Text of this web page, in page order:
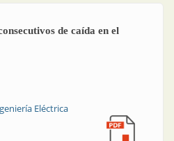
de caída en el
Eléctrica